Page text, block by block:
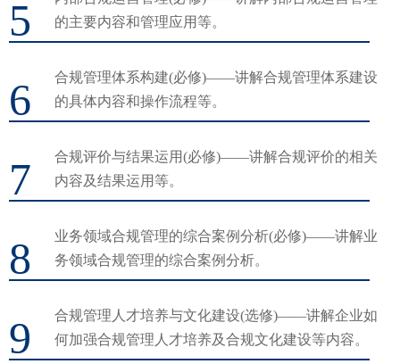
5
的主要内容和管理应用等。
6
合规管理体系构建(必修)——讲解合规管理体系建设
的具体内容和操作流程等。
7
合规评价与结果运用(必修)——讲解合规评价的相关
内容及结果运用等。
8
业务领域合规管理的综合案例分析(必修)——讲解业
务领域合规管理的综合案例分析。
9
合规管理人才培养与文化建设(选修)——讲解企业如
何加强合规管理人才培养及合规文化建设等内容。